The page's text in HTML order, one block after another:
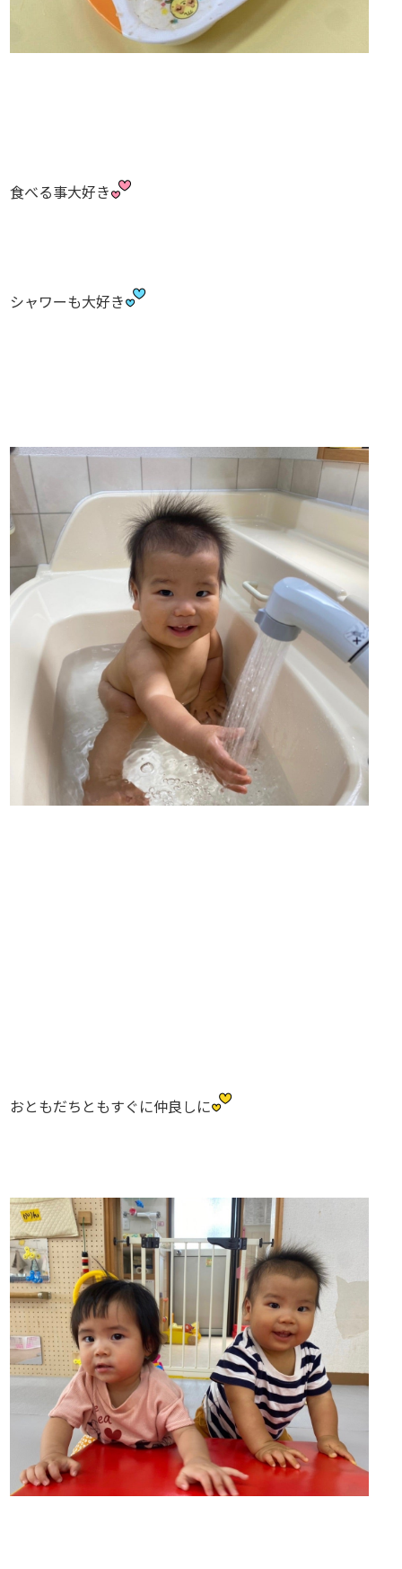
食べる事大好き
シャワーも大好き
おともだちともすぐに仲良しに